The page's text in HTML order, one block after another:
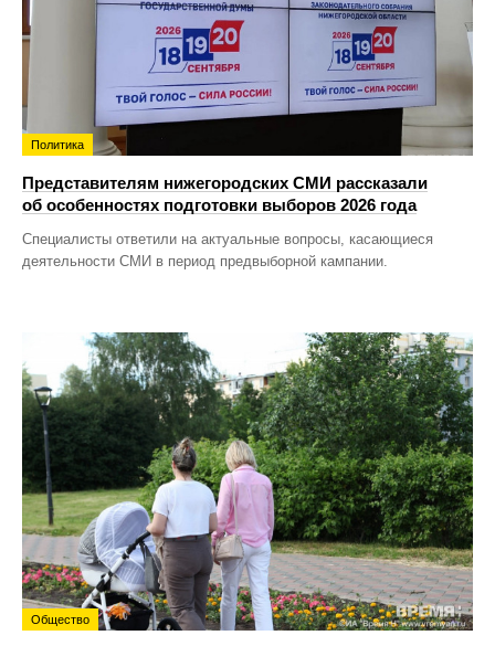
Политика
Представителям нижегородских СМИ рассказали
об особенностях подготовки выборов 2026 года
Специалисты ответили на актуальные вопросы, касающиеся
деятельности СМИ в период предвыборной кампании.
Общество